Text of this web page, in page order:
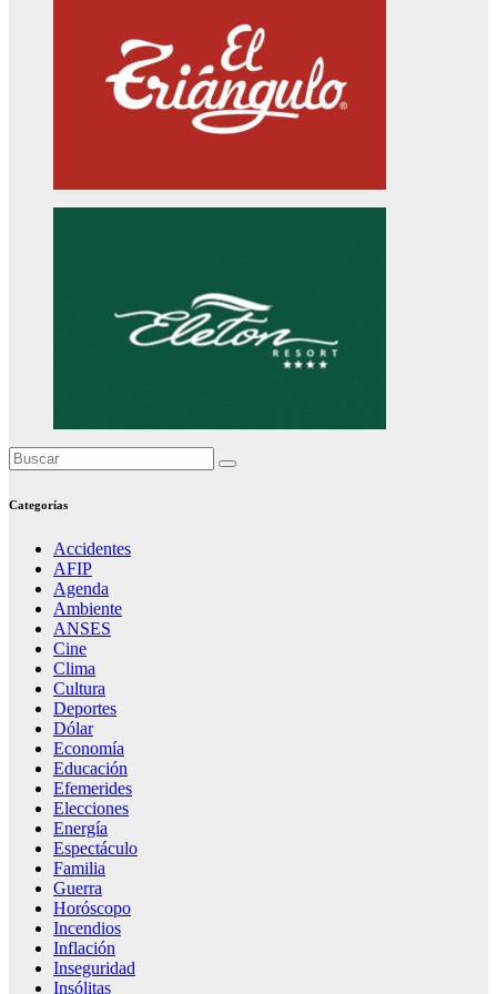
Categorías
Accidentes
AFIP
Agenda
Ambiente
ANSES
Cine
Clima
Cultura
Deportes
Dólar
Economía
Educación
Efemerides
Elecciones
Energía
Espectáculo
Familia
Guerra
Horóscopo
Incendios
Inflación
Inseguridad
Insólitas